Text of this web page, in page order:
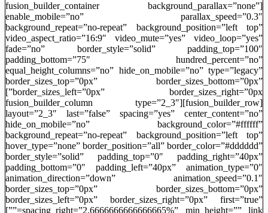
[fusion_builder_container background_parallax=”none”
enable_mobile=”no” parallax_speed=”0.3″
background_repeat=”no-repeat” background_position=”left top”
video_aspect_ratio=”16:9″ video_mute=”yes” video_loop=”yes”
fade=”no” border_style=”solid” padding_top=”100″
padding_bottom=”75″ hundred_percent=”no”
equal_height_columns=”no” hide_on_mobile=”no” type=”legacy”
border_sizes_top=”0px” border_sizes_bottom=”0px”
border_sizes_left=”0px” border_sizes_right=”0px”]
[fusion_builder_row][fusion_builder_column type=”2_3″
layout=”2_3″ last=”false” spacing=”yes” center_content=”no”
hide_on_mobile=”no” background_color=”#ffffff”
background_repeat=”no-repeat” background_position=”left top”
hover_type=”none” border_position=”all” border_color=”#dddddd”
border_style=”solid” padding_top=”0″ padding_right=”40px”
padding_bottom=”0″ padding_left=”40px” animation_type=”0″
animation_direction=”down” animation_speed=”0.1″
border_sizes_top=”0px” border_sizes_bottom=”0px”
border_sizes_left=”0px” border_sizes_right=”0px” first=”true”
spacing_right=”2.6666666666666665%” min_height=”” link=””]